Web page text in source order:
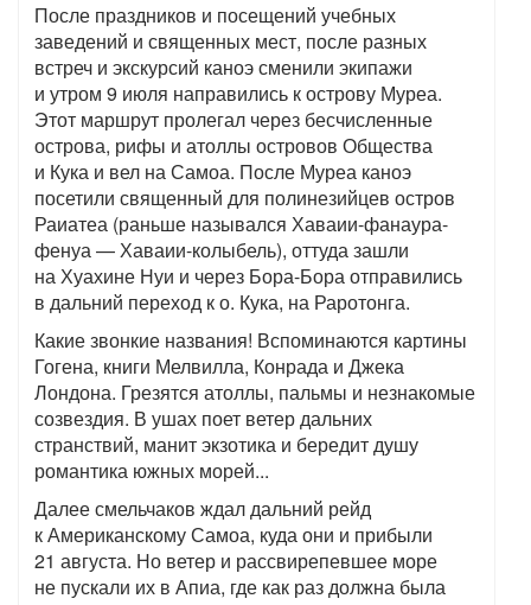
После праздников и посещений учебных
заведений и священных мест, после разных
встреч и экскурсий каноэ сменили экипажи
и утром 9 июля направились к острову Муреа.
Этот маршрут пролегал через бесчисленные
острова, рифы и атоллы островов Общества
и Кука и вел на Самоа. После Муреа каноэ
посетили священный для полинезийцев остров
Раиатеа (раньше назывался Хаваии-фанаура-
фенуа — Хаваии-колыбель), оттуда зашли
на Хуахине Нуи и через Бора-Бора отправились
в дальний переход к о. Кука, на Раротонга.
Какие звонкие названия! Вспоминаются картины
Гогена, книги Мелвилла, Конрада и Джека
Лондона. Грезятся атоллы, пальмы и незнакомые
созвездия. В ушах поет ветер дальних
странствий, манит экзотика и бередит душу
романтика южных морей...
Далее смельчаков ждал дальний рейд
к Американскому Самоа, куда они и прибыли
21 августа. Но ветер и рассвирепевшее море
не пускали их в Апиа, где как раз должна была